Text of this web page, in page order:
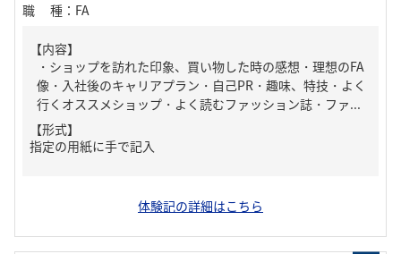
職種 ： FA
【内容】
・ショップを訪れた印象、買い物した時の感想・理想のFA
像・入社後のキャリアプラン・自己PR・趣味、特技・よく
行くオススメショップ・よく読むファッション誌・ファ...
【形式】
指定の用紙に手で記入
体験記の詳細はこちら